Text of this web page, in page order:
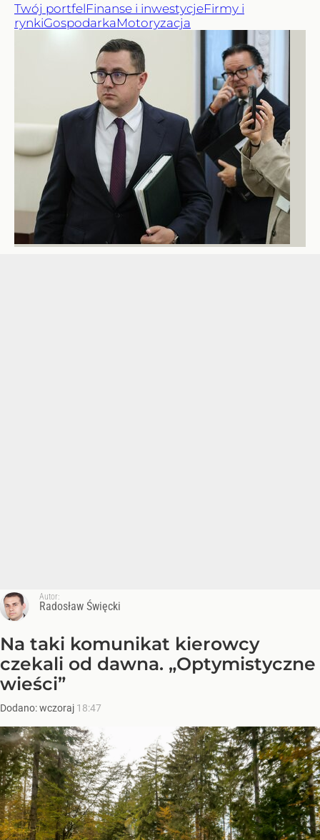
Twój portfelFinanse i inwestycjeFirmy i
rynkiGospodarkaMotoryzacja
Autor:
Radosław Święcki
Na taki komunikat kierowcy
czekali od dawna. „Optymistyczne
wieści”
Dodano:wczoraj 18:47